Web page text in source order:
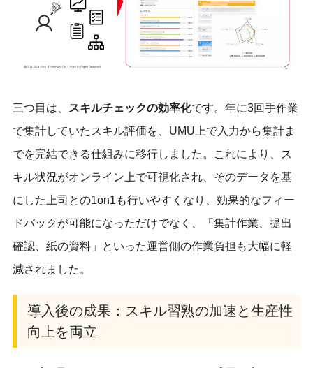
三つ目は、 スキルチェックの効率化です。年に3回手作業
で集計していたスキル評価を、UMU上で入力から集計ま
でを完結できる仕組みに移行しました。これにより、ス
キル状況がオンライン上で可視化され、そのデータを基
にした上司との1on1も行いやすくなり、効果的なフィー
ドバックが可能になっただけでなく、「集計作業、提出
確認、紙の資料」といった運営側の作業負担も大幅に軽
減されました。
導入後の成果：スキル習熟の加速と生産性
向上を両立